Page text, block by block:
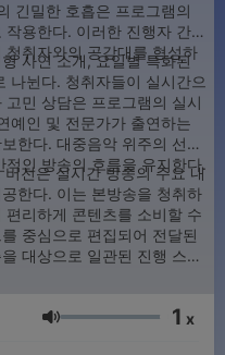
긴밀한 호흡은 프로그램의
용한다. 이러한 진행자 간의
취자와의 공감대를 형성하
사연 소개, 요일별 특화된
나뉜다. 청취자들이 실시간으
민 상담은 프로그램의 실시
예인 및 전문가가 출연하는
한다. 대중음악 위주의 선곡
인 방송의 흐름을 유지한다.
전은 실시간 방송의 주요 내
한다. 이는 본방송을 청취하
리하게 콘텐츠를 소비할 수
중심으로 편집되어 전달된
대상으로 일관된 진행 스타
오후 시간대 엔터테인먼트
음량 1 x